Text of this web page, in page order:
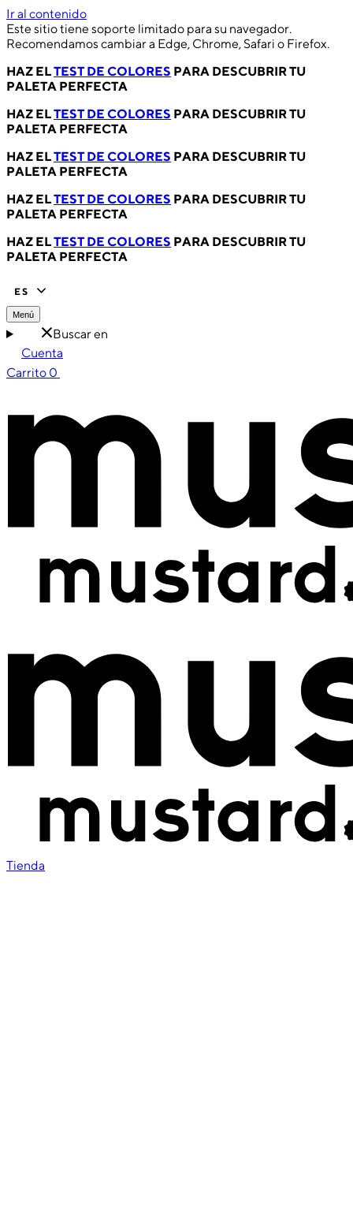
Ir al contenido
Este sitio tiene soporte limitado para su navegador.
Recomendamos cambiar a Edge, Chrome, Safari o Firefox.
HAZ ELTEST DE COLORES PARA DESCUBRIR TU
PALETA PERFECTA
HAZ ELTEST DE COLORES PARA DESCUBRIR TU
PALETA PERFECTA
HAZ ELTEST DE COLORES PARA DESCUBRIR TU
PALETA PERFECTA
HAZ ELTEST DE COLORES PARA DESCUBRIR TU
PALETA PERFECTA
HAZ ELTEST DE COLORES PARA DESCUBRIR TU
PALETA PERFECTA
ES
Menú
Buscar en
Cuenta
Carrito 0
Tienda